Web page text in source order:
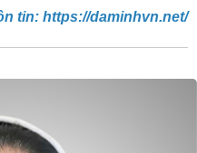
tin: https://daminhvn.net/